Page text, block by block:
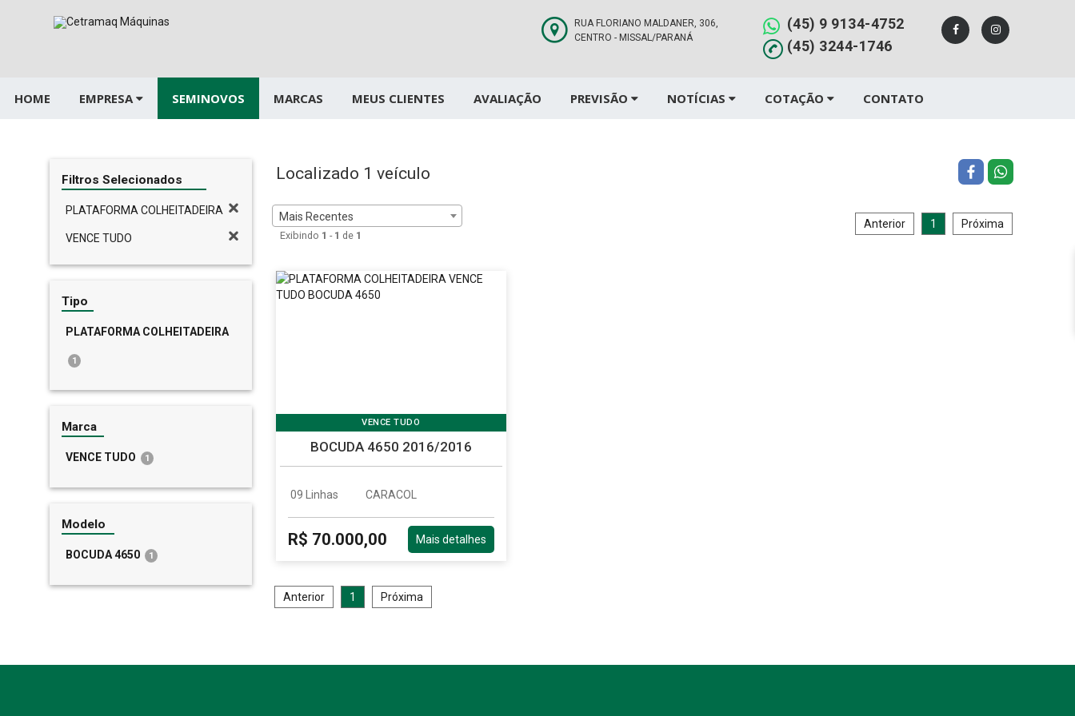
(45) 9 9134-4752
(45) 3244-1746
RUA FLORIANO MALDANER, 306,
CENTRO - MISSAL/PARANÁ
HOME EMPRESA SEMINOVOS MARCAS MEUS CLIENTES AVALIAÇÃO PREVISÃO NOTÍCIAS COTAÇÃO CONTATO
Filtros Selecionados
PLATAFORMA COLHEITADEIRA
VENCE TUDO
Tipo
PLATAFORMA COLHEITADEIRA
1
Marca
VENCE TUDO 1
Modelo
BOCUDA 4650 1
Localizado 1 veículo
Mais Recentes
Exibindo 1 - 1 de 1
Anterior 1 Próxima
VENCE TUDO
BOCUDA 4650 2016/2016
09 Linhas CARACOL
R$ 70.000,00 Mais detalhes
Anterior 1 Próxima